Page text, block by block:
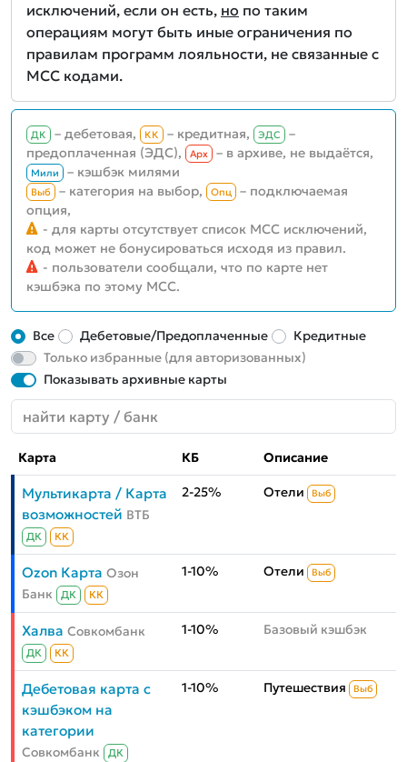
исключений, если он есть, но по таким
операциям могут быть иные ограничения по
правилам программ лояльности, не связанные с
MCC кодами.
ДК – дебетовая, КК – кредитная, ЭДС
–
предоплаченная (ЭДС),
Aрх – в архиве, не выдаётся,
Мили – кэшбэк милями
Выб – категория на выбор, Опц
– подключаемая
опция,
- для карты отсутствует список MCC исключений,
код может не бонусироваться исходя из правил.
- пользователи сообщали, что по карте нет
кэшбэка по этому MCC.
Все Дебетовые/Предоплаченные
Кредитные
Только избранные (для авторизованных)
Показывать архивные карты
Карта КБ Описание
Мультикарта / Карта
возможностей ВТБ
ДК КК
2-25% Отели Выб
Ozon Карта Озон
Банк
ДК КК
1-10% Отели Выб
Халва Совкомбанк
ДК КК
1-10% Базовый кэшбэк
Дебетовая карта с
кэшбэком на
категории
Совкомбанк ДК
1-10% Путешествия Выб